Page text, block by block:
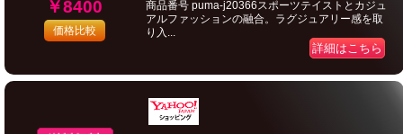
￥8400
価格比較
商品番号 puma-j20366スポーツテイストとカジュ
アルファッションの融合。ラグジュアリー感を取
り入...
詳細はこちら